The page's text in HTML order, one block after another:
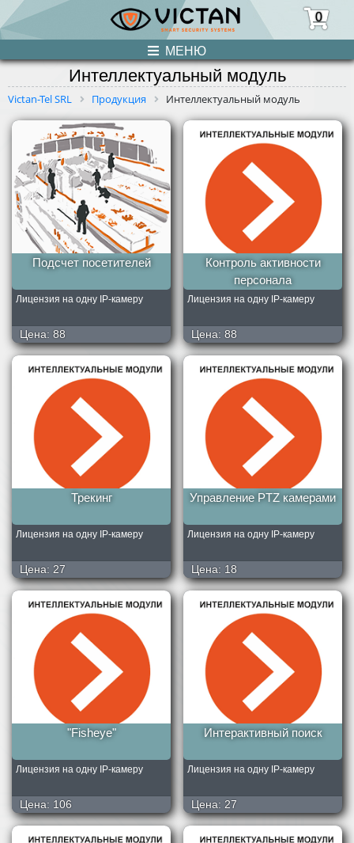
0
МЕНЮ
ПРОДУКЦИЯ
НОВОСТИ
УСЛУГИ
КОНТАКТЫ
Интеллектуальный модуль
Victan-Tel SRL Продукция Интеллектуальный модуль
Подсчет посетителей
Лицензия на одну IP-камеру
Цена: 88
Контроль активности
персонала
Лицензия на одну IP-камеру
Цена: 88
Трекинг
Лицензия на одну IP-камеру
Цена: 27
Управление PTZ камерами
Лицензия на одну IP-камеру
Цена: 18
"Fisheye"
Лицензия на одну IP-камеру
Цена: 106
Интерактивный поиск
Лицензия на одну IP-камеру
Цена: 27